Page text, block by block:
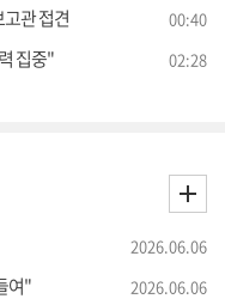
관 접견 00:40
집중" 02:28
2026.06.06
여" 2026.06.06